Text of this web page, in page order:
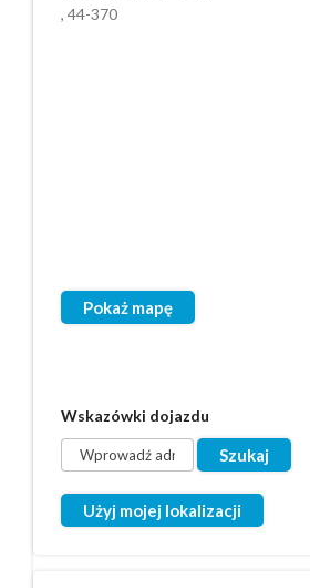
, 44-370
Pokaż mapę
Wskazówki dojazdu
Użyj mojej lokalizacji